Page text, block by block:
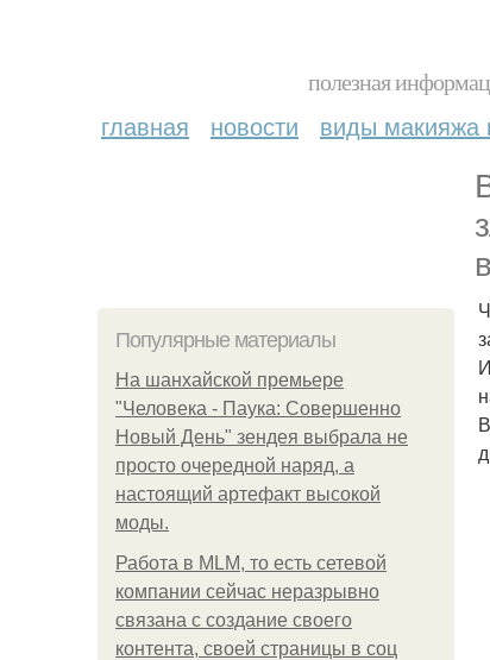
полезная
главная новости виды макияжа
Популярные материалы
На шанхайской премьере
"Человека - Паука: Совершенно
Новый День" зендея выбрала не
просто очередной наряд, а
настоящий артефакт высокой
моды.
Работа в MLM, то есть сетевой
компании сейчас неразрывно
связана с создание своего
контента, своей страницы в соц